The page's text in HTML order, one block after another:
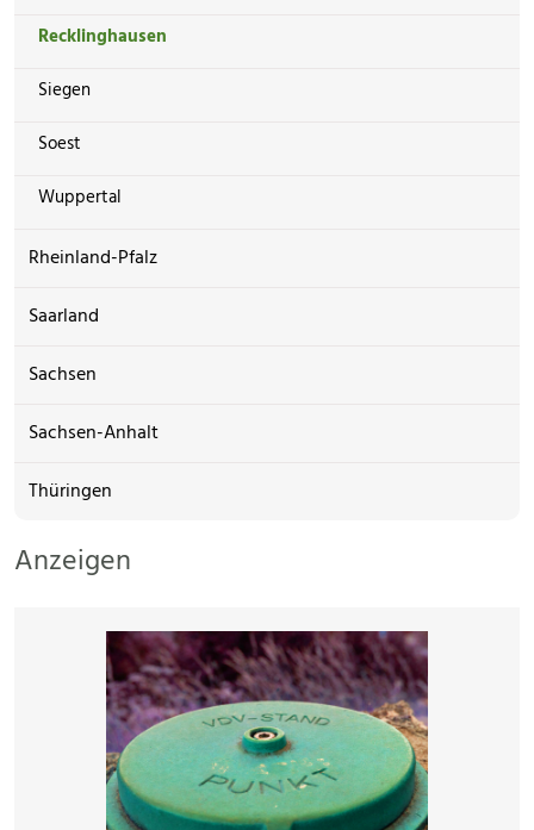
Recklinghausen
Siegen
Soest
Wuppertal
Rheinland-Pfalz
Saarland
Sachsen
Sachsen-Anhalt
Thüringen
Anzeigen